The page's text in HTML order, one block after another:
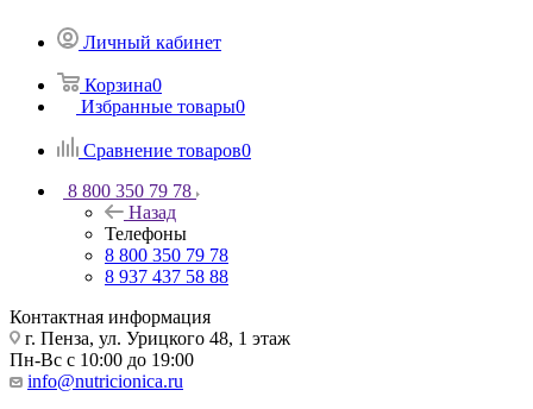
Личный кабинет
Корзина0
Избранные товары0
Сравнение товаров0
8 800 350 79 78
Назад
Телефоны
8 800 350 79 78
8 937 437 58 88
Контактная информация
г. Пенза, ул. Урицкого 48, 1 этаж
Пн-Вс с 10:00 до 19:00
info@nutricionica.ru